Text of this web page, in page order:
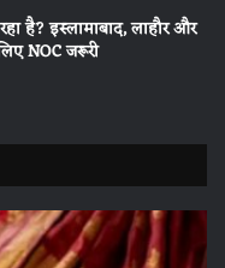
है? इस्लामाबाद, लाहौर और
NOC जरूरी